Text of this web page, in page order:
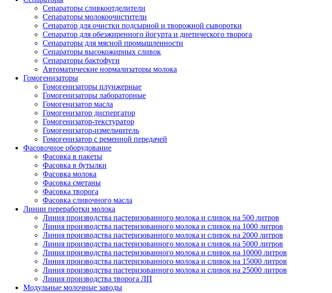
Сепараторы сливкоотделители
Сепараторы молокоочистители
Сепаратор для очистки подсырной и творожной сыворотки
Сепаратор для обезжиренного йогурта и диетического творога
Сепараторы для мясной промышленности
Сепараторы высокожирных сливок
Сепараторы бактофуги
Автоматические нормализаторы молока
Гомогенизаторы
Гомогенизаторы плунжерные
Гомогенизаторы лабораторные
Гомогенизатор масла
Гомогенизатор диспергатор
Гомогенизатор-текстуратор
Гомогенизатор-измельчитель
Гомогенизатор с ременной передачей
Фасовочное оборудование
Фасовка в пакеты
Фасовка в бутылки
Фасовка молока
Фасовка сметаны
Фасовка творога
Фасовка сливочного масла
Линии переработки молока
Линия производства пастеризованного молока и сливок на 500 литров
Линия производства пастеризованного молока и сливок на 1000 литров
Линия производства пастеризованного молока и сливок на 2000 литров
Линия производства пастеризованного молока и сливок на 5000 литров
Линия производства пастеризованного молока и сливок на 10000 литров
Линия производства пастеризованного молока и сливок на 15000 литров
Линия производства пастеризованного молока и сливок на 25000 литров
Линия производства творога ЛП
Модульные молочные заводы